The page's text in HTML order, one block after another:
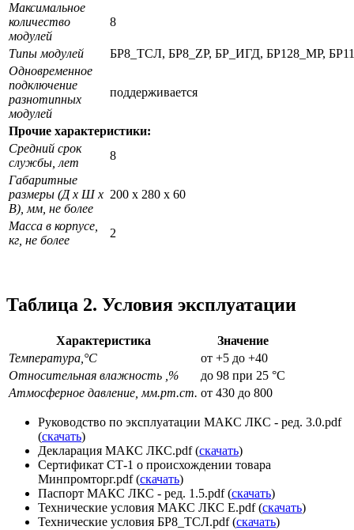
Максимальное
количество
модулей
8
Типы модулей
БР8_ТСЛ, БР8_ZP, БР_ИГД, БР128_МР,
Одновременное
подключение
разнотипных
модулей
поддерживается
Прочие характеристики:
Средний срок
службы, лет
8
Габаритные
размеры (Д х Ш х
В), мм, не более
200 х 280 х 60
Масса в корпусе,
кг, не более
2
Таблица 2. Условия эксплуатации
Характеристика
Значение
Температура,°С
от +5 до +40
Относительная влажность ,%
до 98 при 25 °С
Атмосферное давление, мм.рт.ст. от 430 до 800
Руководство по эксплуатации МАКС ЛКС - ред. 3.0.pdf
(скачать)
Декларация МАКС ЛКС.pdf (скачать)
Сертификат СТ-1 о происхождении товара
Минпромторг.pdf (скачать)
Паспорт МАКС ЛКС - ред. 1.5.pdf (скачать)
Технические условия МАКС ЛКС Е.pdf (скачать)
Технические условия БР8_ТСЛ.pdf (скачать)